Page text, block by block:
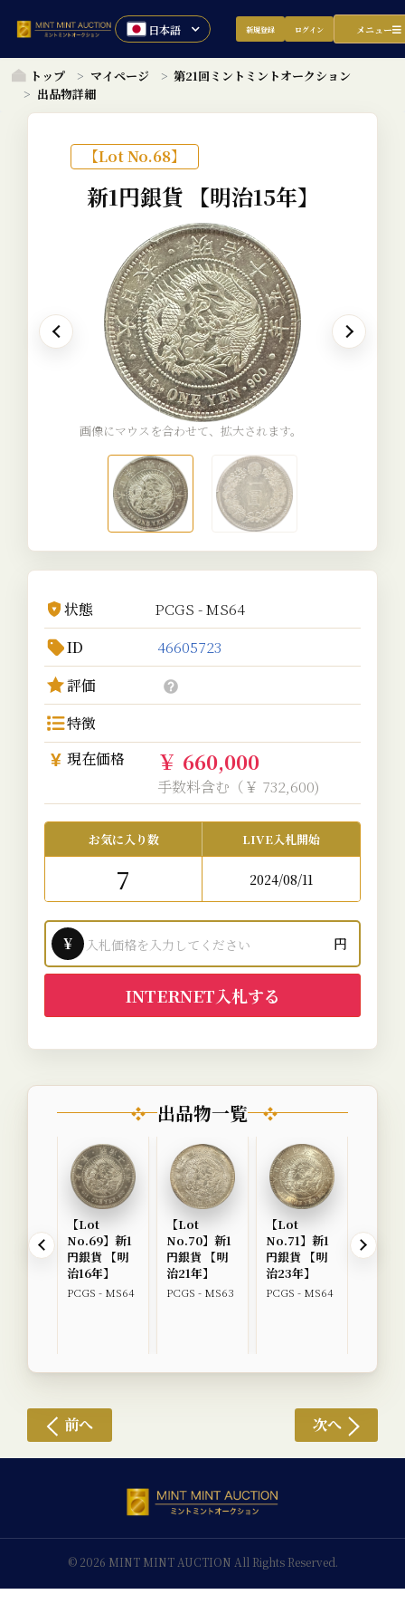
新規登録 ログイン メニュー
トップ マイページ
第21回ミントミントオークション
出品物詳細
【Lot No.68】
新1円銀貨 【明治15年】
画像にマウスを合わせて、拡大されます。
状態
PCGS - MS64
ID
46605723
評価
特徴
現在価格
￥ 660,000
手数料含む（￥ 732,600)
お気に入り数
7
LIVE入札開始
2024/08/11
¥ 円
INTERNET入札する
出品物一覧
【Lot
No.69】新1
円銀貨 【明
治16年】
PCGS - MS64
【Lot
No.70】新1
円銀貨 【明
治21年】
PCGS - MS63
【Lot
No.71】新1
円銀貨 【明
治23年】
PCGS - MS64
No.72
円銀貨
前へ 次へ
© 2026 MINT MINT AUCTION All Rights Reserved.